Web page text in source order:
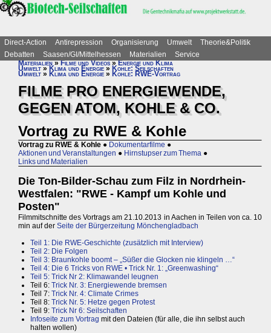
Direct-Action Antirepression Organisierung Umwelt
Theorie&Politik
Debatten
Saasen/GI/Mittelhessen Materialien
Service
Materialien»Filme und Videos»Energie und Klima
Umwelt » Klima und Energie » Kohle: Seilschaften
Umwelt » Klima und Energie » Kohle: RWE-Vortrag
FILME PRO ENERGIEWENDE,
GEGEN ATOM, KOHLE & CO.
Vortrag zu RWE & Kohle
Vortrag zu RWE & Kohle ● Dokumentarfilme ●
Aktionen und Veranstaltungen ● Hirnstupser zum Thema ●
Links und Materialien
Die Ton-Bilder-Schau zum Filz in Nordrhein-
Westfalen: "RWE - Kampf um Kohle und
Posten"
Filmmitschnitte des Vortrags am 21.10.2013 in Aachen in Teilen von ca. 10
min auf der Seite der Bürgerzeitung Mönchengladbach
Teil 1: Die RWE-Geschichte (zusätzlich mit Interview)
Teil 2: Die Folgen
Teil 3: Braunkohle boomt – „Süßer die Glocken nie klingeln …“
Teil 4: Die 6 Tricks von RWE • Trick Nr. 1: „Greenwashing“
Teil 5: Trick Nr 2: Klimawandel leugnen
Teil 6: Trick Nr. 3: Energiewende bremsen
Teil 7: Trick Nr. 4: Climate Crimes
Teil 8: Trick Nr. 5: Hetze gegen Protest
Teil 9: Trick Nr 6: Seilschaften
Infoseite zum Vortrag mit den Dateien (für alle, die ihn selbst auch
halten wollen)